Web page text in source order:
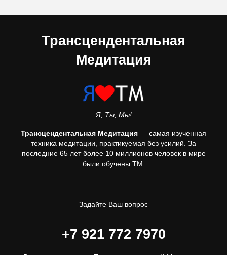
Реорганизация
соматосенсорных...
Обучение ТМ 20 января, 2018
на эффектах...